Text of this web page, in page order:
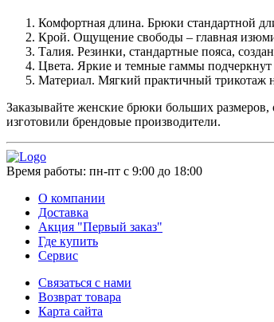
Комфортная длина. Брюки стандартной
Крой. Ощущение свободы – главная
Талия. Резинки, стандартные пояса,
Цвета. Яркие и темные гаммы
Материал. Мягкий практичный трикотаж
Заказывайте женские брюки больших
изготовили брендовые производители.
Время работы: пн-пт с 9:00 до 18:00
О компании
Доставка
Акция "Первый заказ"
Где купить
Сервис
Связаться с нами
Возврат товара
Карта сайта